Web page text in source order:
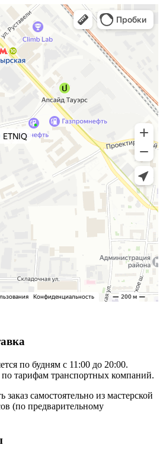
по будням с 11:00 до 20:00.
тарифам транспортных компаний.
самостоятельно из мастерской
(по предварительному